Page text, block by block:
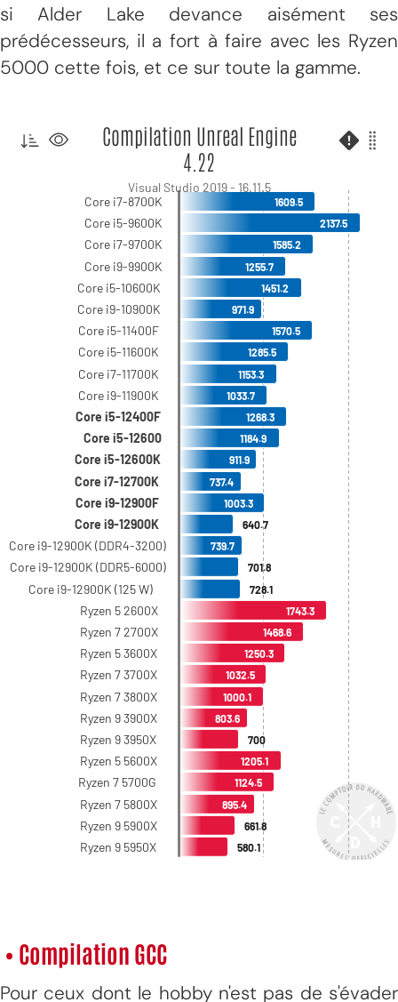
si Alder Lake devance aisément ses
prédécesseurs, il a fort à faire avec les Ryzen
5000 cette fois, et ce sur toute la gamme.
• Compilation GCC
Pour ceux dont le hobby n'est pas de s'évader